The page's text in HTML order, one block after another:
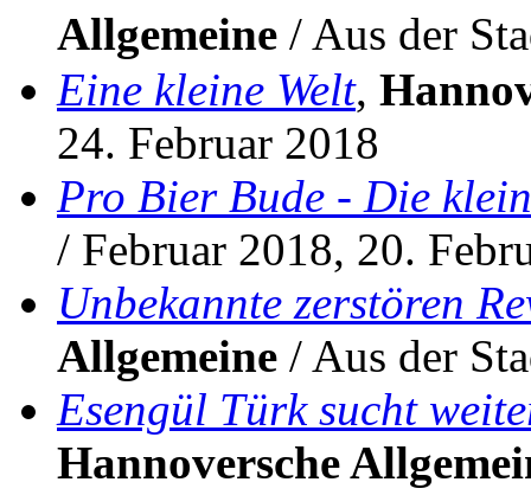
Allgemeine / Aus der
Eine kleine Welt,
24. Februar 2018
Pro Bier Bude - Die
/ Februar 2018, 20.
Unbekannte zerstören
Allgemeine / Aus der
Esengül Türk sucht
Hannoversche